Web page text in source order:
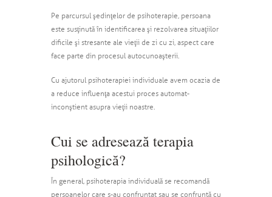
Pe parcursul şedinţelor de psihoterapie, persoana
este susţinută în identificarea şi rezolvarea situaţiilor
dificile şi stresante ale vieţii de zi cu zi, aspect care
face parte din procesul autocunoaşterii.
Cu ajutorul psihoterapiei individuale avem ocazia de
a reduce influenţa acestui proces automat-
inconştient asupra vieţii noastre.
Cui se adresează terapia
psihologică?
În general, psihoterapia individuală se recomandă
persoanelor care s-au confruntat sau se confruntă cu